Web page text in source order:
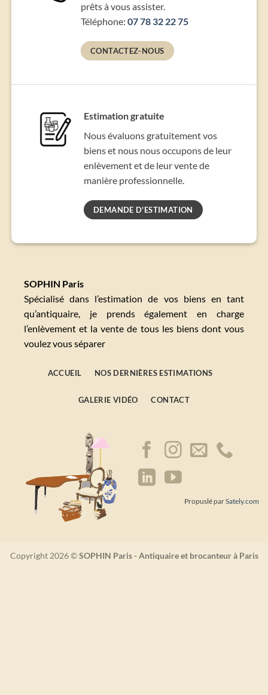
prêts à vous assister.
Téléphone: 07 78 32 22 75
CONTACTEZ-NOUS
Estimation gratuite
Nous évaluons gratuitement vos
biens et nous nous occupons de leur
enlèvement et de leur vente de
manière professionnelle.
DEMANDE D'ESTIMATION
SOPHIN Paris
Spécialisé dans l’estimation de vos biens en tant
qu’antiquaire, je prends également en charge
l’enlèvement et la vente de tous les biens dont vous
voulez vous séparer
ACCUEIL NOS DERNIÈRES ESTIMATIONS
GALERIE VIDÉO CONTACT
Propuslé parSately.com
Copyright 2026 ©SOPHIN Paris - Antiquaire et brocanteur à Paris